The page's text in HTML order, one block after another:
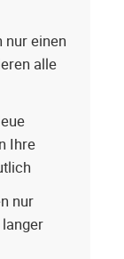
nur einen
alle
Ihre
nur